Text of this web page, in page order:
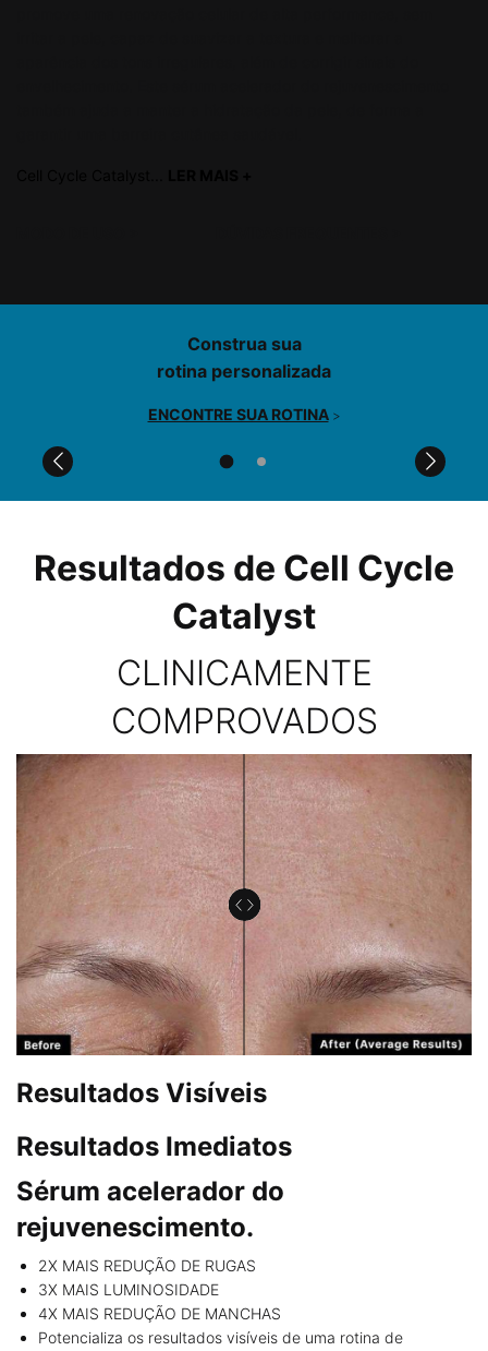
Construa sua
rotina personalizada
ENCONTRE SUA ROTINA>
Resultados de Cell Cycle
Catalyst
CLINICAMENTE
COMPROVADOS
Resultados Visíveis
Resultados Imediatos
Sérum acelerador do
rejuvenescimento. ​
2X MAIS REDUÇÃO DE RUGAS​​
3X MAIS LUMINOSIDADE
4X MAIS REDUÇÃO DE MANCHAS
Potencializa os resultados visíveis de uma rotina de